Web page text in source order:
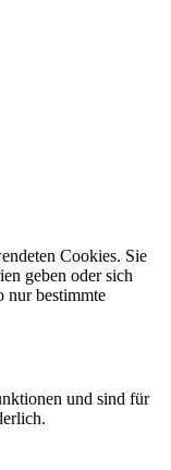
Cookies. Sie
geben oder sich
nur bestimmte
und sind für